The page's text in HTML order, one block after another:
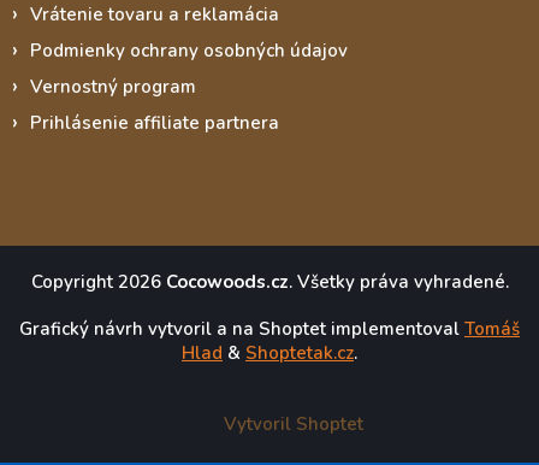
Vrátenie tovaru a reklamácia
Podmienky ochrany osobných údajov
Vernostný program
Prihlásenie affiliate partnera
Copyright 2026 Cocowoods.cz. Všetky práva vyhradené.
Grafický návrh vytvoril a na Shoptet implementoval Tomáš
Hlad & Shoptetak.cz.
Vytvoril Shoptet